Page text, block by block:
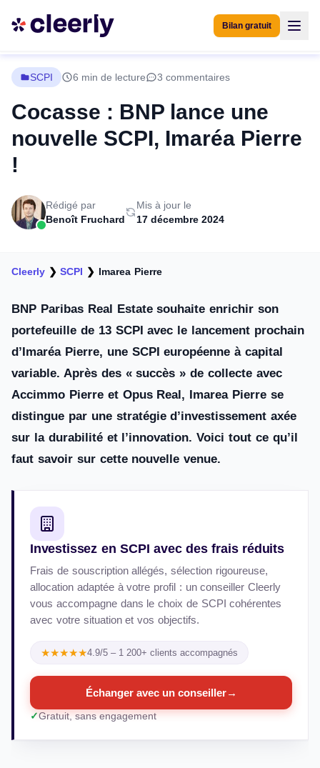
Bilan gratuit
SCPI 6 min de lecture 3 commentaires
Cocasse : BNP lance une
nouvelle SCPI, Imaréa Pierre
!
Rédigé par
Benoît Fruchard
Mis à jour le
17 décembre 2024
Cleerly ❯SCPI ❯ Imarea Pierre
BNP Paribas Real Estate souhaite enrichir son
portefeuille de 13 SCPI avec le lancement prochain
d’Imaréa Pierre, une SCPI européenne à capital
variable. Après des « succès » de collecte avec
Accimmo Pierre et Opus Real, Imarea Pierre se
distingue par une stratégie d’investissement axée
sur la durabilité et l’innovation. Voici tout ce qu’il
faut savoir sur cette nouvelle venue.
Investissez en SCPI avec des frais réduits
Frais de souscription allégés, sélection rigoureuse,
allocation adaptée à votre profil : un conseiller Cleerly
vous accompagne dans le choix de SCPI cohérentes
avec votre situation et vos objectifs.
★★★★★4.9/5 – 1 200+ clients accompagnés
Échanger avec un conseiller→
Gratuit, sans engagement